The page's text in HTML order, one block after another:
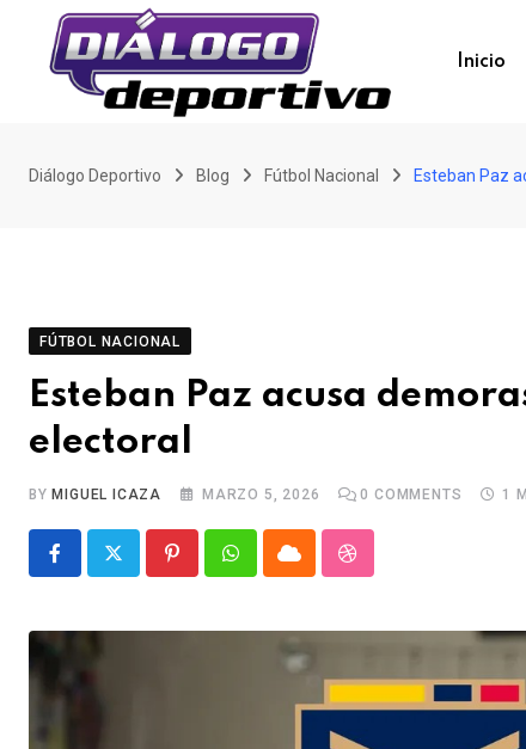
content
Inicio
Diálogo Deportivo Blog Fútbol Nacional Esteban Paz
FÚTBOL NACIONAL
Esteban Paz acusa
electoral
BY MIGUEL ICAZA MARZO 5, 2026 0 COMMENTS 1
PinterestWhatsappCloud StumbleUpon